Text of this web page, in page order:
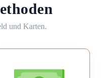
und Karten.